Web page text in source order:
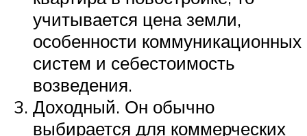
учитывается цена земли,
особенности коммуникационных
систем и себестоимость
возведения.
Доходный. Он обычно
выбирается для коммерческих